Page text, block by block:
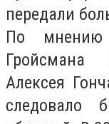
передали
По мнению
Алексея
следовало